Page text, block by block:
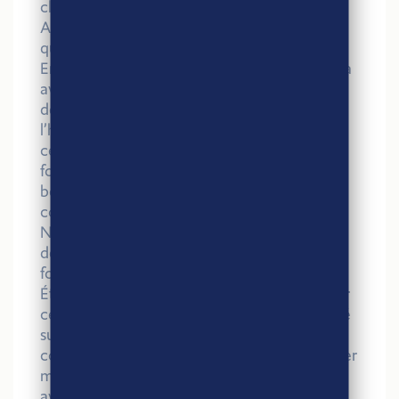
clients.
Au-delà des certifications déjà obtenues en
qualité à travers l’IFS, en RSE grâce à Bio
Entreprise Durable nous voulions continuer à
avancer sur les démarches en faveur du
développement durable et les certifier. À
l’heure des discours flous et ambigus de
certains sur leurs relations avec leurs
fournisseurs, nous avons voulu certifier nos
bonnes pratiques qui sont celles d’une bio
cohérente, exigeante et durable.
Nous étions déjà engagés depuis 4 ans sur
des achats en pluriannuels avec nos
fournisseurs historiques de blés bio et Agri-
Éthique nous permet de garantir l’éthique sur
ces achats. Aujourd’hui, avec ce label apposé
sur nos produits, nous affirmons et
communiquons sur notre volonté de travailler
main dans la main et en toute transparence